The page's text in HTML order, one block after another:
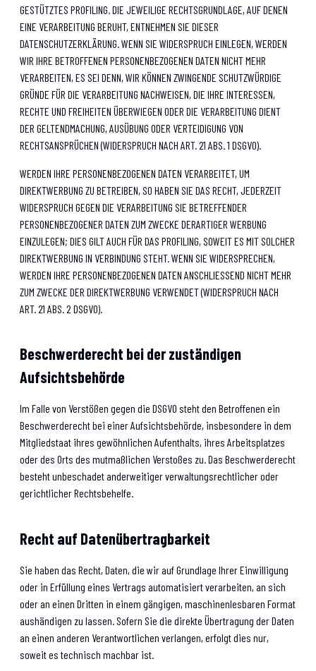
GESTÜTZTES PROFILING. DIE JEWEILIGE RECHTSGRUNDLAGE, AUF DENEN
EINE VERARBEITUNG BERUHT, ENTNEHMEN SIE DIESER
DATENSCHUTZERKLÄRUNG. WENN SIE WIDERSPRUCH EINLEGEN, WERDEN
WIR IHRE BETROFFENEN PERSONENBEZOGENEN DATEN NICHT MEHR
VERARBEITEN, ES SEI DENN, WIR KÖNNEN ZWINGENDE SCHUTZWÜRDIGE
GRÜNDE FÜR DIE VERARBEITUNG NACHWEISEN, DIE IHRE INTERESSEN,
RECHTE UND FREIHEITEN ÜBERWIEGEN ODER DIE VERARBEITUNG DIENT
DER GELTENDMACHUNG, AUSÜBUNG ODER VERTEIDIGUNG VON
RECHTSANSPRÜCHEN (WIDERSPRUCH NACH ART. 21 ABS. 1 DSGVO).
WERDEN IHRE PERSONENBEZOGENEN DATEN VERARBEITET, UM
DIREKTWERBUNG ZU BETREIBEN, SO HABEN SIE DAS RECHT, JEDERZEIT
WIDERSPRUCH GEGEN DIE VERARBEITUNG SIE BETREFFENDER
PERSONENBEZOGENER DATEN ZUM ZWECKE DERARTIGER WERBUNG
EINZULEGEN; DIES GILT AUCH FÜR DAS PROFILING, SOWEIT ES MIT SOLCHER
DIREKTWERBUNG IN VERBINDUNG STEHT. WENN SIE WIDERSPRECHEN,
WERDEN IHRE PERSONENBEZOGENEN DATEN ANSCHLIESSEND NICHT MEHR
ZUM ZWECKE DER DIREKTWERBUNG VERWENDET (WIDERSPRUCH NACH
ART. 21 ABS. 2 DSGVO).
Beschwerde­recht bei der zuständigen
Aufsichts­behörde
Im Falle von Verstößen gegen die DSGVO steht den Betroffenen ein
Beschwerderecht bei einer Aufsichtsbehörde, insbesondere in dem
Mitgliedstaat ihres gewöhnlichen Aufenthalts, ihres Arbeitsplatzes
oder des Orts des mutmaßlichen Verstoßes zu. Das Beschwerderecht
besteht unbeschadet anderweitiger verwaltungsrechtlicher oder
gerichtlicher Rechtsbehelfe.
Recht auf Daten­übertrag­barkeit
Sie haben das Recht, Daten, die wir auf Grundlage Ihrer Einwilligung
oder in Erfüllung eines Vertrags automatisiert verarbeiten, an sich
oder an einen Dritten in einem gängigen, maschinenlesbaren Format
aushändigen zu lassen. Sofern Sie die direkte Übertragung der Daten
an einen anderen Verantwortlichen verlangen, erfolgt dies nur,
soweit es technisch machbar ist.